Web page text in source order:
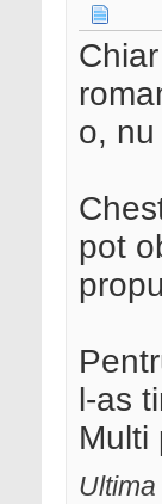
o,
pot
l-as
Multi